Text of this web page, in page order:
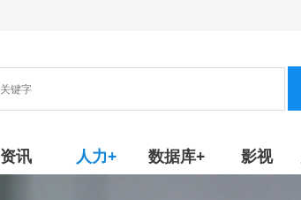
资讯 人力+ 数据库+ 影视